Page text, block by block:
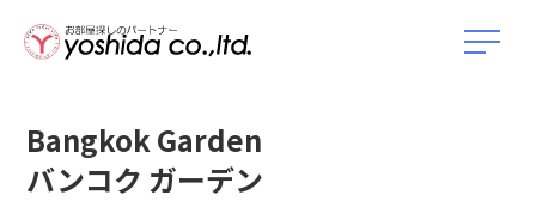
Bangkok Garden
バンコク ガーデン